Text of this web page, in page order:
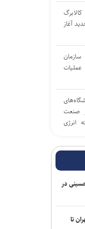
آغاز
عملیات
صنعت
انرژی
در
تا